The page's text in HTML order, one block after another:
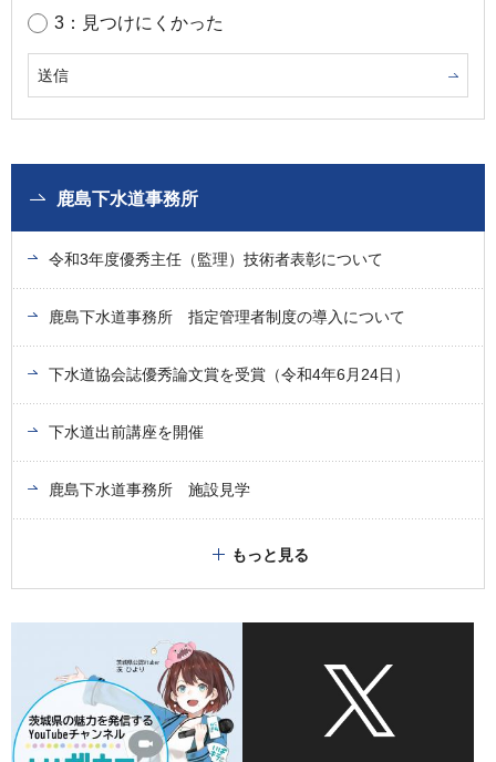
3：見つけにくかった
鹿島下水道事務所
令和3年度優秀主任（監理）技術者表彰について
鹿島下水道事務所 指定管理者制度の導入について
下水道協会誌優秀論文賞を受賞（令和4年6月24日）
下水道出前講座を開催
鹿島下水道事務所 施設見学
もっと見る